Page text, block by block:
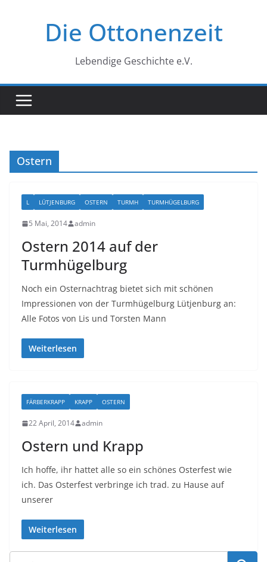
Die Ottonenzeit
Lebendige Geschichte e.V.
Ostern
L LÜTJENBURG OSTERN TURMH TURMHÜGELBURG
5 Mai, 2014 admin
Ostern 2014 auf der
Turmhügelburg
Noch ein Osternachtrag bietet sich mit schönen
Impressionen von der Turmhügelburg Lütjenburg an:
Alle Fotos von Lis und Torsten Mann
Weiterlesen
FÄRBERKRAPP KRAPP OSTERN
22 April, 2014 admin
Ostern und Krapp
Ich hoffe, ihr hattet alle so ein schönes Osterfest wie
ich. Das Osterfest verbringe ich trad. zu Hause auf
unserer
Weiterlesen